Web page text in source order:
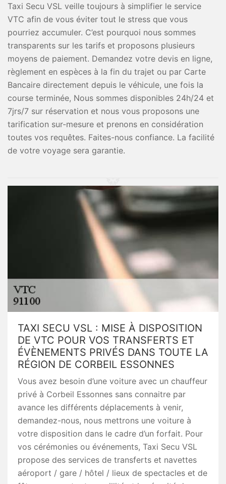
Taxi Secu VSL veille toujours à simplifier le service
VTC afin de vous éviter tout le stress que vous
pourriez accumuler. C’est pourquoi nous sommes
transparents sur les tarifs et proposons plusieurs
moyens de paiement. Demandez votre devis en ligne,
règlement en espèces à la fin du trajet ou par Carte
Bancaire directement depuis le véhicule, une fois la
course terminée, Nous sommes disponibles 24h/24 et
7jrs/7 sur réservation et nous vous proposons une
tarification sur-mesure et prenons en considération
toutes vos requêtes. Faites-nous confiance. La facilité
de votre voyage sera garantie.
TAXI SECU VSL : MISE À DISPOSITION
DE VTC POUR VOS TRANSFERTS ET
ÉVÈNEMENTS PRIVÉS DANS TOUTE LA
RÉGION DE CORBEIL ESSONNES
Vous avez besoin d’une voiture avec un chauffeur
privé à Corbeil Essonnes sans connaitre par
avance les différents déplacements à venir,
demandez-nous, nous mettrons une voiture à
votre disposition dans le cadre d’un forfait. Pour
vos cérémonies ou événements, Taxi Secu VSL
propose des services de transferts et navettes
aéroport / gare / hôtel / lieux de spectacles et de